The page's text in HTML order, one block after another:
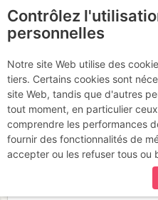
certaines pages ne sont plus
incomplètes, déconnectez-
compte sur le site.
Soum de
Oueillère :
de
2017
Hautes-
Contrôlez
personnelles
Notre site Web utilise des
tiers. Certains cookies sont
site Web, tandis que d'autres
tout moment, en particulier
comprendre les performances
fournir des fonctionnalités de
accepter ou les refuser tous ou